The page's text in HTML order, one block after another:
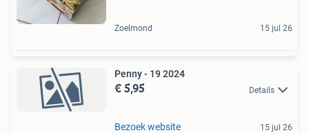
Zoelmond 15 jul 26
Penny - 19 2024
€ 5,95 Details
Bezoek website 15 jul 26